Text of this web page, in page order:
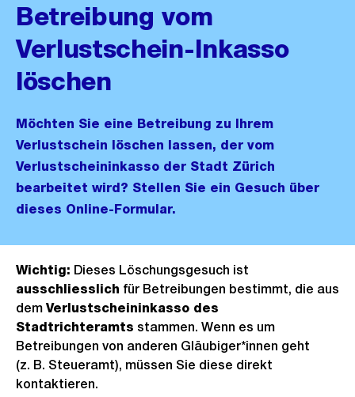
Betreibung vom
Verlustschein-Inkasso
löschen
Möchten Sie eine Betreibung zu Ihrem
Verlustschein löschen lassen, der vom
Verlustscheininkasso der Stadt Zürich
bearbeitet wird? Stellen Sie ein Gesuch über
dieses Online-Formular.
Wichtig: Dieses Löschungsgesuch ist
ausschliesslich für Betreibungen bestimmt, die aus
dem Verlustscheininkasso des
Stadtrichteramts stammen. Wenn es um
Betreibungen von anderen Gläubiger*innen geht
(z. B. Steueramt), müssen Sie diese direkt
kontaktieren.